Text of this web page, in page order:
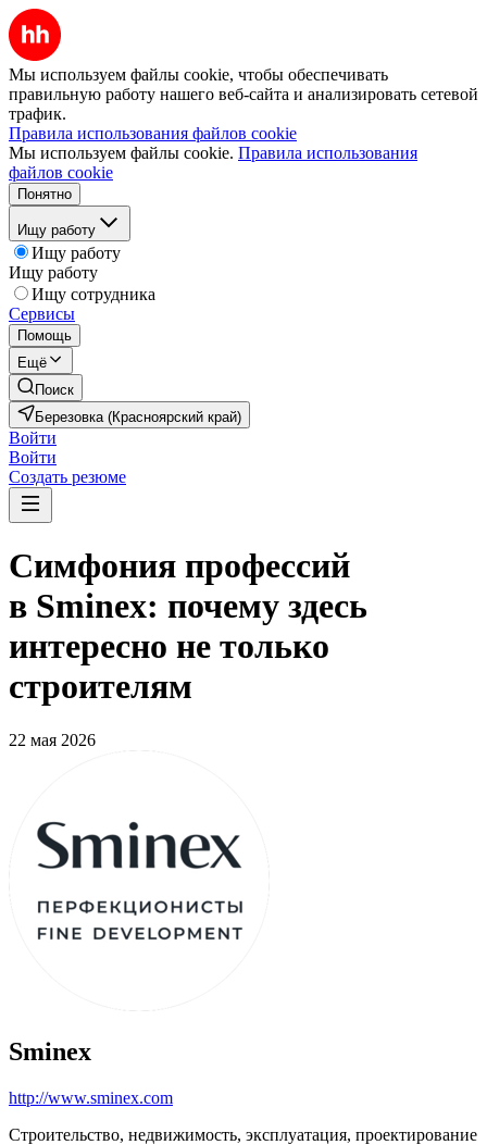
Мы используем файлы cookie, чтобы обеспечивать
правильную работу нашего веб-сайта и анализировать сетевой
трафик.
Правила использования файлов cookie
Мы используем файлы cookie. Правила использования
файлов cookie
Понятно
Ищу работу
Ищу работу
Ищу работу
Ищу сотрудника
Сервисы
Помощь
Ещё
Поиск
Березовка (Красноярский край)
Войти
Войти
Создать резюме
Симфония профессий
в Sminex: почему здесь
интересно не только
строителям
22 мая 2026
Sminex
http://www.sminex.com
Строительство, недвижимость, эксплуатация, проектирование